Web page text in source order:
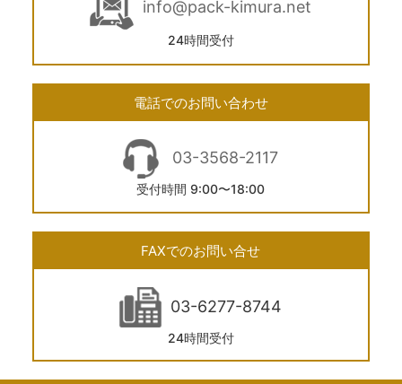
info@pack-kimura.net
24時間受付
電話でのお問い合わせ
03-3568-2117
受付時間 9:00〜18:00
FAXでのお問い合せ
03-6277-8744
24時間受付